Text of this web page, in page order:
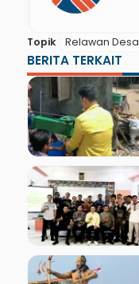
Topik Relawan Desa
BERITA TERKAIT